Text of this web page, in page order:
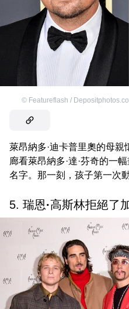
© Featureflash /
萊昂納多·迪卡普里奧的母
廊看萊昂納多·達·芬奇的一
名字。那一刻，孩子第一次
5. 瑞恩·高斯林拒絕了